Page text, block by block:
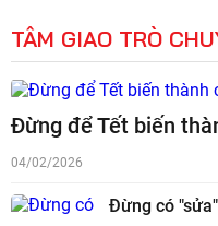
TÂM GIAO TRÒ
Đừng để Tết biến
04/02/2026
Đừng có